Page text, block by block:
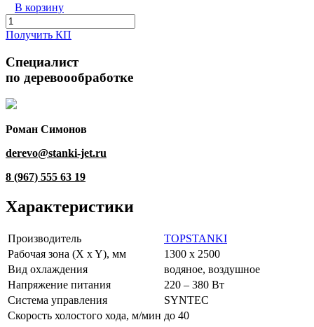
В корзину
Получить КП
Специалист
по деревоообработке
Роман Симонов
derevo@stanki-jet.ru
8 (967) 555 63 19
Характеристики
Производитель
TOPSTANKI
Рабочая зона (X x Y), мм
1300 x 2500
Вид охлаждения
водяное, воздушное
Напряжение питания
220 – 380 Вт
Система управления
SYNTEC
Скорость холостого хода, м/мин до 40